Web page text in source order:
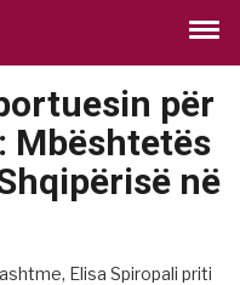
për
Mbështetës
në
Elisa Spiropali priti